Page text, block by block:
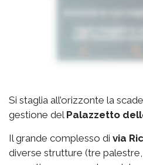
Si staglia all’orizzonte la
gestione del Palazzetto
Il grande complesso di via
diverse strutture (tre